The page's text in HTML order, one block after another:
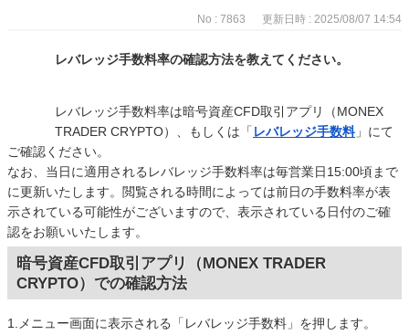
No : 7863 更新日時 : 2025/08/07 14:54
レバレッジ手数料率の確認方法を教えてください。
レバレッジ手数料率は暗号資産CFD取引アプリ（MONEX
TRADER CRYPTO）、もしくは「 レバレッジ手数料」にて
ご確認ください。
なお、当日に適用されるレバレッジ手数料率は毎営業日15:00頃まで
に更新いたします。閲覧される時間によっては前日の手数料率が表
示されている可能性がございますので、表示されている日付のご確
認をお願いいたします。
暗号資産CFD取引アプリ（MONEX TRADER
CRYPTO）での確認方法
1.メニュー画面に表示される「レバレッジ手数料」を押します。